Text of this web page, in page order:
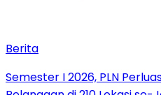
Berita
Semester I 2026, PLN